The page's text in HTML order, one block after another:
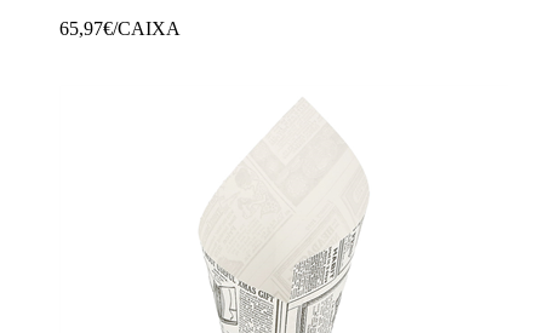
65,97€/CAIXA